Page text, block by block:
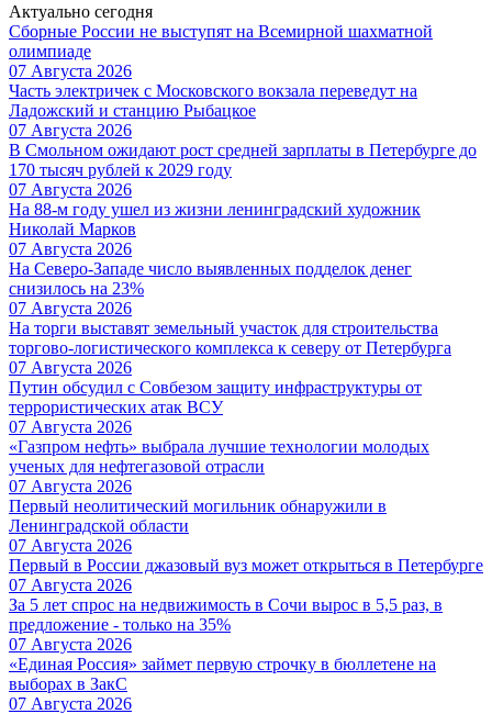
Актуально сегодня
Сборные России не выступят на Всемирной шахматной
олимпиаде
07 Августа 2026
Часть электричек с Московского вокзала переведут на
Ладожский и станцию Рыбацкое
07 Августа 2026
В Смольном ожидают рост средней зарплаты в Петербурге до
170 тысяч рублей к 2029 году
07 Августа 2026
На 88-м году ушел из жизни ленинградский художник
Николай Марков
07 Августа 2026
На Северо-Западе число выявленных подделок денег
снизилось на 23%
07 Августа 2026
На торги выставят земельный участок для строительства
торгово-логистического комплекса к северу от Петербурга
07 Августа 2026
Путин обсудил с Совбезом защиту инфраструктуры от
террористических атак ВСУ
07 Августа 2026
«Газпром нефть» выбрала лучшие технологии молодых
ученых для нефтегазовой отрасли
07 Августа 2026
Первый неолитический могильник обнаружили в
Ленинградской области
07 Августа 2026
Первый в России джазовый вуз может открыться в Петербурге
07 Августа 2026
За 5 лет спрос на недвижимость в Сочи вырос в 5,5 раз, в
предложение - только на 35%
07 Августа 2026
«Единая Россия» займет первую строчку в бюллетене на
выборах в ЗакС
07 Августа 2026